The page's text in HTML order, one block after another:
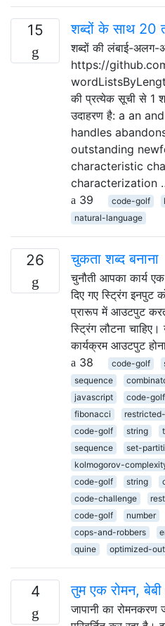
15 शब्दों के साथ 20
शब्दों की लंबाई-अलग-
https://
की प्रत्येक सूची से 1
उदाहरण है: a an
handles
outstanding
characteristic
characterization
39
code-golf
natural-language
26 चुकता शब्द बनाना
चुनौती आपका कार्य एक
दिए गए स्ट्रिंग इनपुट
प्रारूप में आउटपुट
स्ट्रिंग लौटना
कार्यक्रम आउटपुट
38
code-golf
sequence
javascript
code-golf
fibonacci
code-golf
string
sequence
set-
kolmogorov-
code-golf
string
code-challenge
code-golf
number
cops-and-robbers
quine
optimized-
4 तुम एक रोमन, बेबी
जापानी का रोमनकरण